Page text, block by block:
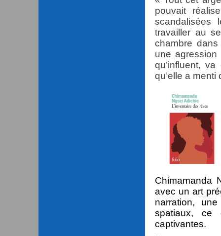
pouvait
scandalisées
travailler au
chambre
une
qu’influent,
qu’elle a
Chimamanda
avec un art
narration,
spatiaux, ce
captivantes.